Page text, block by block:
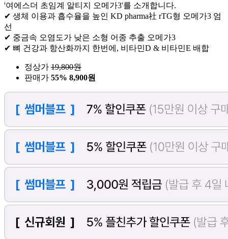
'여에스더 초임계 알티지 오메가3'를 소개합니다.
✔ 생체 이용과 흡수율을 높인 KD pharma社 rTG형 오메가3 엄
선
✔ 중금속 오염도가 낮은 소형 어종 추출 오메가3
✔ 뼈 건강과 항산화까지 한번에, 비타민D & 비타민E 배합
정상가 19,800원
판매가 55% 8,900원